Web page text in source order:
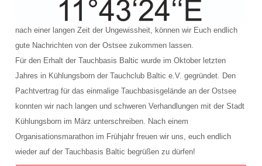
nach einer langen Zeit der Ungewissheit, können wir Euch endlich
gute Nachrichten von der Ostsee zukommen lassen.
Für den Erhalt der Tauchbasis Baltic wurde im Oktober letzten
Jahres in Kühlungsborn der Tauchclub Baltic e.V. gegründet. Den
Pachtvertrag für das einmalige Tauchbasisgelände an der Ostsee
konnten wir nach langen und schweren Verhandlungen mit der Stadt
Kühlungsborn im März unterschreiben. Nach einem
Organisationsmarathon im Frühjahr freuen wir uns, euch endlich
wieder auf der Tauchbasis Baltic begrüßen zu dürfen!